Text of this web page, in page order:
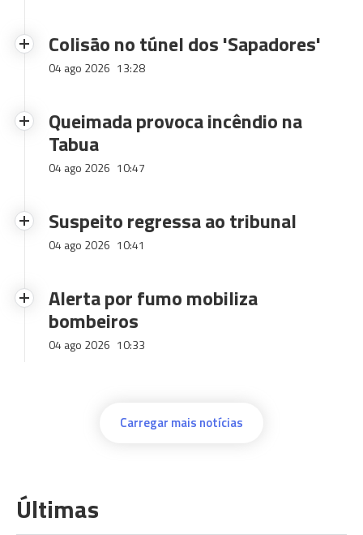
Colisão no túnel dos 'Sapadores'
04 ago 2026 13:28
Queimada provoca incêndio na
Tabua
04 ago 2026 10:47
Suspeito regressa ao tribunal
04 ago 2026 10:41
Alerta por fumo mobiliza
bombeiros
04 ago 2026 10:33
Carregar mais notícias
Últimas